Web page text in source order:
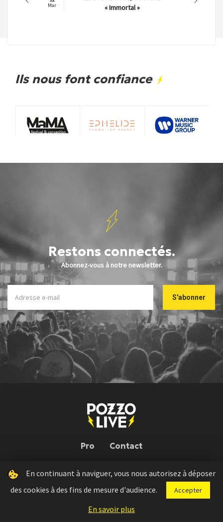
Mar
« Immortal »
Ils nous font confiance
Restons connectés.
Abonnez-vous à notre newsletter.
Pro Contact
Pozzo Live © 2026 | Conception : Pozzo Team, avec l'aide deBloop
Press kit Règlement concours Mentions légales
En continuant à naviguer, vous nous autorisez à déposer
des cookies à des fins de mesure d'audience.
Accepter
En savoir plus